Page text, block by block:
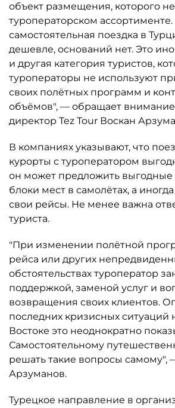
объект размещения, которого
туроператорском ассортименте.
самостоятельная поездка в
дешевле, оснований нет. Это
и другая категория туристов,
туроператоры не используют
своих полётных программ и
объёмов", — обращает
директор Tez Tour Воскан
В компаниях указывают, что
курорты с туроператором
он может предложить
блоки мест в самолётах, а
свои рейсы. Не менее важна
туриста.
"При изменении полётной
рейса или других
обстоятельствах туроператор
поддержкой, заменой услуг и
возвращения своих клиентов.
последних кризисных
Востоке это неоднократно
Самостоятельному
решать такие вопросы самому",
Арзуманов.
Турецкое направление в